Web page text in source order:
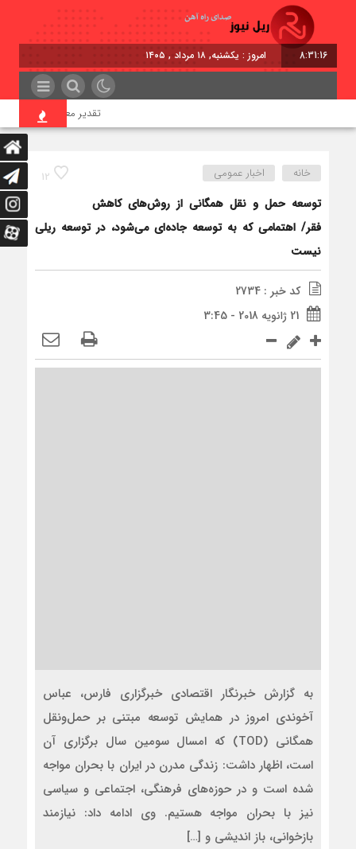
8:31:17 امروز : یکشنبه, ۱۸ مرداد , ۱۴۰۵
تقدیر معاون اول
12 خانه اخبار عمومی
توسعه حمل و نقل همگانی از روش‌های کاهش
فقر/ اهتمامی که به توسعه جاده‌ای می‌شود، در توسعه ریلی
نیست
کد خبر : 2734
21 ژانویه 2018 - 3:45
به گزارش خبرنگار اقتصادی خبرگزاری فارس، عباس
آخوندی امروز در همایش توسعه مبتنی بر حمل‌ونقل
همگانی (TOD) که امسال سومین سال برگزاری آن
است، اظهار داشت: زندگی مدرن در ایران با بحران مواجه
شده است و در حوزه‌های فرهنگی، اجتماعی و سیاسی
نیز با بحران مواجه هستیم. وی ادامه داد: نیازمند
بازخوانی، باز اندیشی و […]